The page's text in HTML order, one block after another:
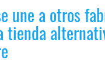
une a otros
tienda